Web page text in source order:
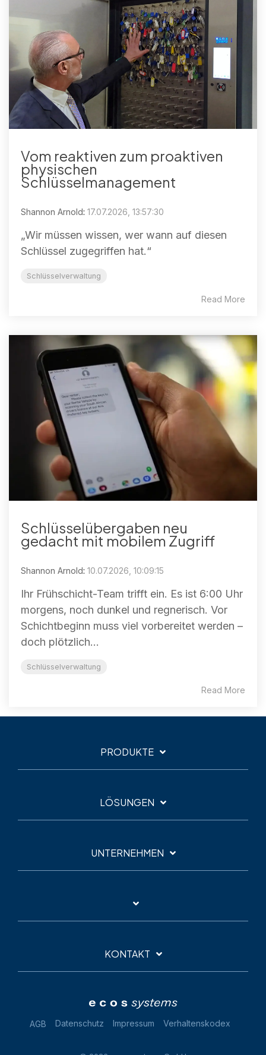
Vom reaktiven zum proaktiven
physischen
Schlüsselmanagement
Shannon Arnold: 17.07.2026, 13:57:30
„Wir müssen wissen, wer wann auf diesen
Schlüssel zugegriffen hat.“
Schlüsselverwaltung
Read More
Schlüsselübergaben neu
gedacht mit mobilem Zugriff
Shannon Arnold: 10.07.2026, 10:09:15
Ihr Frühschicht-Team trifft ein. Es ist 6:00 Uhr
morgens, noch dunkel und regnerisch. Vor
Schichtbeginn muss viel vorbereitet werden –
doch plötzlich...
Schlüsselverwaltung
Read More
PRODUKTE
LÖSUNGEN
UNTERNEHMEN
KONTAKT
AGB Datenschutz Impressum Verhaltenskodex